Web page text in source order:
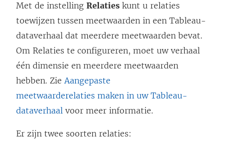
k
w
o
r
d
i
Met de instelling Relaties kunt u relaties
toewijzen tussen meetwaarden in een Tableau-
dataverhaal dat meerdere meetwaarden bevat.
Om Relaties te configureren, moet uw verhaal
één dimensie en meerdere meetwaarden
hebben. ZieAangepaste
meetwaarderelaties maken in uw Tableau-
dataverhaal voor meer informatie.
Er zijn twee soorten relaties: